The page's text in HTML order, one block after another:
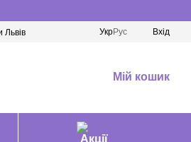
Львів
УкрРус Вхід
Мій кошик